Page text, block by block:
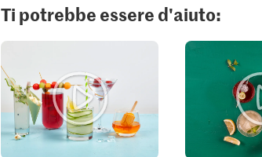
Ti potrebbe essere d'aiuto: